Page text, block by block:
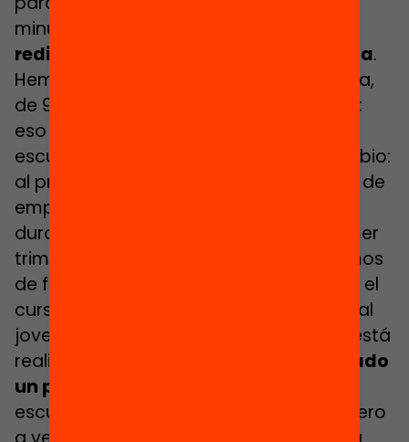
minuto uno. Por otro lado,
rediseñado el currículum de la escuela.
Hemos instaurado un horario de escuela,
de 9.00 a 13.30 h, con distintos módulos:
eso le otorga un paraguas más de
escuela. Y hemos introducido otro cambio:
al principio concentrábamos el trabajo de
empoderamiento solamente al inicio,
durante las primeras semanas o el primer
trimestre, mientras que ahora lo hacemos
de forma transversal a lo largo de todo el
curso, porque al final es lo que permite al
joven ser consciente del itinerario que está
realizando. Por último,
hemos flexibilizado
un poco la duración del programa
escuela está pensada en dos cursos, pero